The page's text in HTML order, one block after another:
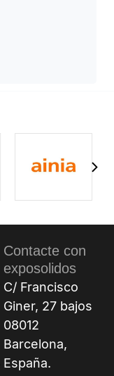
Contacte con
exposolidos
C/ Francisco
Giner, 27 bajos
08012
Barcelona,
España.